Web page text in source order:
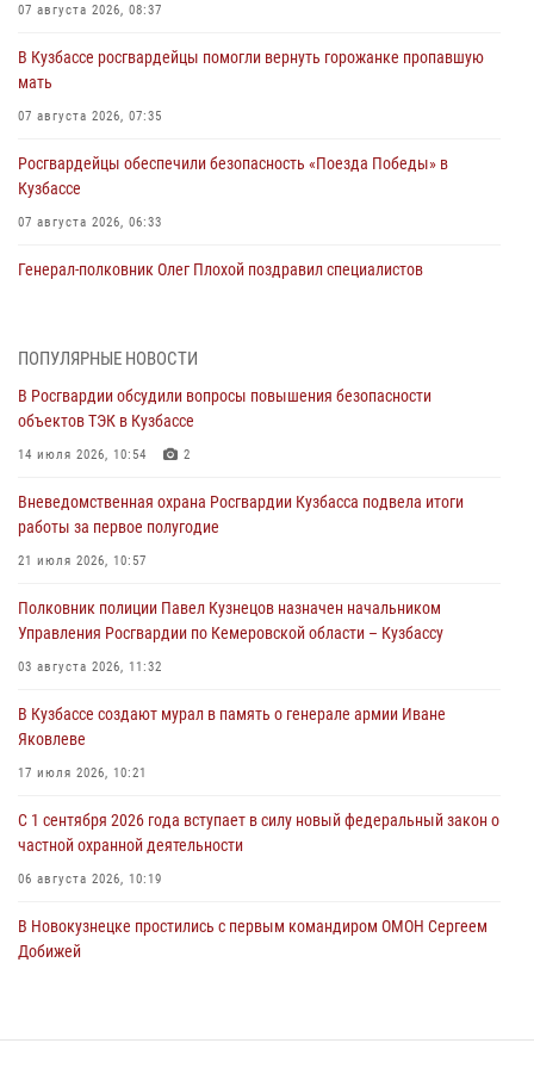
07 августа 2026, 08:37
В Кузбассе росгвардейцы помогли вернуть горожанке пропавшую
мать
07 августа 2026, 07:35
Росгвардейцы обеспечили безопасность «Поезда Победы» в
Кузбассе
07 августа 2026, 06:33
Генерал-полковник Олег Плохой поздравил специалистов
07 августа 2026, 05:32
С 1 сентября 2026 года вступает в силу новый федеральный закон о
частной охранной деятельности
06 августа 2026, 10:19
Росгвардейцы задержали предполагаемого виновника причинения
ножевого ранения кемеровчанину
06 августа 2026, 09:18
Росгвардейцы задержали мужчину, повредившего имущество
горожанки
06 августа 2026, 08:17
Росгвардейцы пресекли противоправные действия и защитили
новокузнечанку от агрессивного знакомого
06 августа 2026, 07:16
ПОПУЛЯРНЫЕ НОВОСТИ
В Росгвардии обсудили вопросы повышения безопасности
объектов ТЭК в Кузбассе
14 июля 2026, 10:54 2
Вневедомственная охрана Росгвардии Кузбасса подвела итоги
работы за первое полугодие
21 июля 2026, 10:57
Полковник полиции Павел Кузнецов назначен начальником
Управления Росгвардии по Кемеровской области – Кузбассу
03 августа 2026, 11:32
В Кузбассе создают мурал в память о генерале армии Иване
Яковлеве
17 июля 2026, 10:21
С 1 сентября 2026 года вступает в силу новый федеральный закон о
частной охранной деятельности
06 августа 2026, 10:19
В Новокузнецке простились с первым командиром ОМОН Сергеем
Добижей